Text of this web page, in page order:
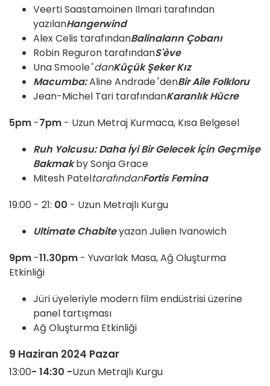
Veerti Saastamoinen Ilmari tarafından
yazılanHangerwind
Alex Celis tarafındanBalinaların Çobanı
Robin Reguron tarafındanS'ève
Una SmooledanKüçük Şeker Kız
Macumba:Aline AndradedenBir Aile Folkloru
Jean-Michel Tari tarafındanKaranlık Hücre
5pm -7pm - Uzun Metraj Kurmaca, Kısa Belgesel
Ruh Yolcusu: Daha İyi Bir Gelecek İçin Geçmişe
Bakmakby Sonja Grace
Mitesh PateltarafındanFortis Femina
19:00 - 21: 00 - Uzun Metrajlı Kurgu
Ultimate Chabiteyazan Julien Ivanowich
9pm -11.30pm - Yuvarlak Masa, Ağ Oluşturma
Etkinliği
Jüri üyeleriyle modern film endüstrisi üzerine
panel tartışması
Ağ Oluşturma Etkinliği
9 Haziran 2024 Pazar
13:00- 14:30 -Uzun Metrajlı Kurgu